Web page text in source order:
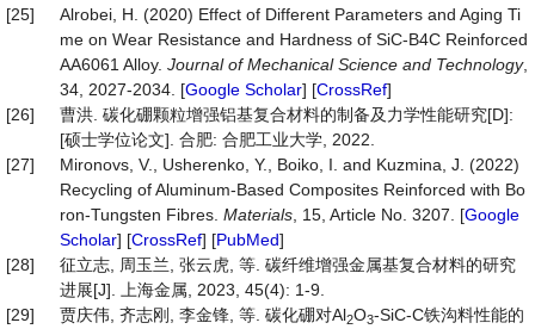
[25]
Alrobei, H. (2020) Effect of Different Parameters and Aging Ti
me on Wear Resistance and Hardness of SiC-B4C Reinforced
AA6061 Alloy. Journal of Mechanical Science and Technology,
34, 2027-2034. [Google Scholar] [CrossRef]
[26]
曹洪. 碳化硼颗粒增强铝基复合材料的制备及力学性能研究[D]:
[硕士学位论文]. 合肥: 合肥工业大学, 2022.
[27]
Mironovs, V., Usherenko, Y., Boiko, I. and Kuzmina, J. (2022)
Recycling of Aluminum-Based Composites Reinforced with Bo
ron-Tungsten Fibres. Materials , 15, Article No. 3207. [Google
Scholar] [CrossRef] [PubMed]
[28]
征立志, 周玉兰, 张云虎, 等. 碳纤维增强金属基复合材料的研究
进展[J]. 上海金属, 2023, 45(4): 1-9.
[29]
贾庆伟, 齐志刚, 李金锋, 等. 碳化硼对Al2O3-SiC-C铁沟料性能的